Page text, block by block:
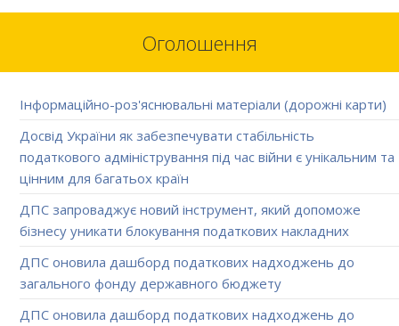
Оголошення
Інформаційно-роз'яснювальні матеріали (дорожні карти)
Досвід України як забезпечувати стабільність
податкового адміністрування під час війни є унікальним та
цінним для багатьох країн
ДПС запроваджує новий інструмент, який допоможе
бізнесу уникати блокування податкових накладних
ДПС оновила дашборд податкових надходжень до
загального фонду державного бюджету
ДПС оновила дашборд податкових надходжень до